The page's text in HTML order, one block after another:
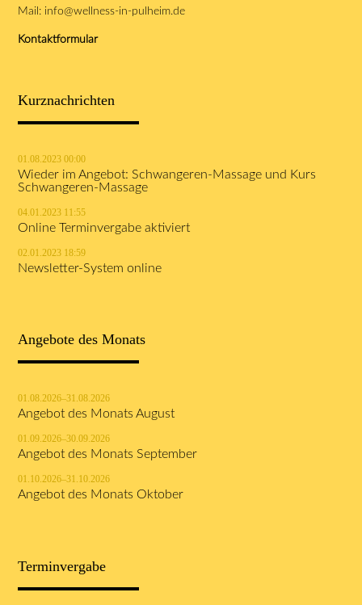
Mail: info@wellness-in-pulheim.de
Kontaktformular
Kurznachrichten
01.08.2023 00:00
Wieder im Angebot: Schwangeren-Massage und Kurs
Schwangeren-Massage
04.01.2023 11:55
Online Terminvergabe aktiviert
02.01.2023 18:59
Newsletter-System online
Angebote des Monats
01.08.2026–31.08.2026
Angebot des Monats August
01.09.2026–30.09.2026
Angebot des Monats September
01.10.2026–31.10.2026
Angebot des Monats Oktober
Terminvergabe